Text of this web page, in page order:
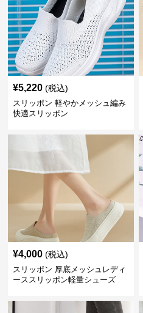
¥5,220 (税込)
スリッポン 軽やかメッシュ編み
快適スリッポン
¥4,000 (税込)
スリッポン 厚底メッシュレディ
ーススリッポン軽量シューズ